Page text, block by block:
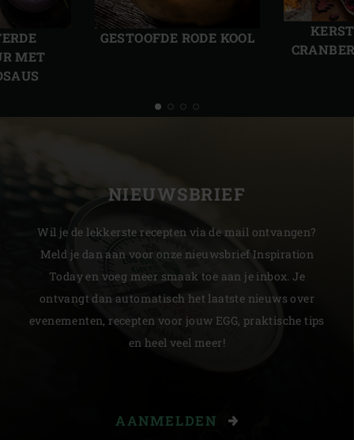
MET
GESTOOFDE RODE KOOL
slide
NIEUWSBRIEF
Wil je de lekkerste recepten via de mail ontvangen?
Meld je dan aan voor onze nieuwsbrief Inspiration
Today en voeg meer smaak toe aan je inbox. Je
ontvangt dan automatisch het laatste nieuws over
evenementen, recepten voor jouw EGG, praktische tips
en heel veel meer!
AANMELDEN